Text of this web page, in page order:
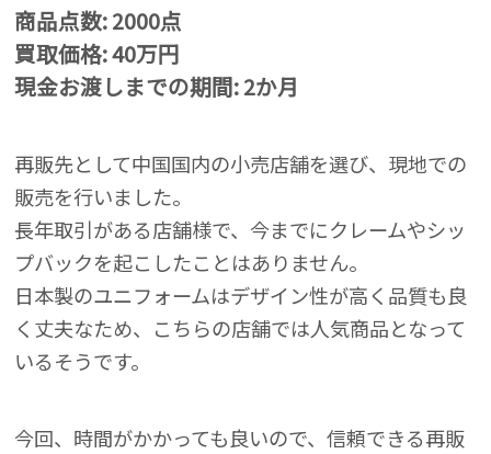
商品点数: 2000点
買取価格: 40万円
現金お渡しまでの期間: 2か月
再販先として中国国内の小売店舗を選び、現地での
販売を行いました。
長年取引がある店舗様で、今までにクレームやシッ
プバックを起こしたことはありません。
日本製のユニフォームはデザイン性が高く品質も良
く丈夫なため、こちらの店舗では人気商品となって
いるそうです。
今回、時間がかかっても良いので、信頼できる再販